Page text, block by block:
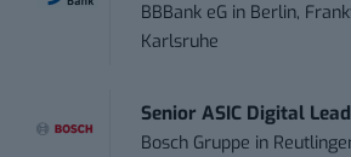
BBBank eG in Berlin,
Karlsruhe
Senior ASIC Digital
Bosch Gruppe in